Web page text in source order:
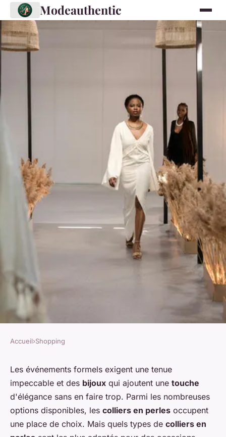
Modeauthentic
SHOPPING
Quels types de colliers en
perles sont les plus adaptés
pour des événements formels?
Agathe•30 juin 2024• 5 min de lecture
Accueil›Shopping
Les événements formels exigent une tenue
impeccable et des bijoux qui ajoutent une touche
d'élégance sans en faire trop. Parmi les nombreuses
options disponibles, les colliers en perles occupent
une place de choix. Mais quels types de colliers en